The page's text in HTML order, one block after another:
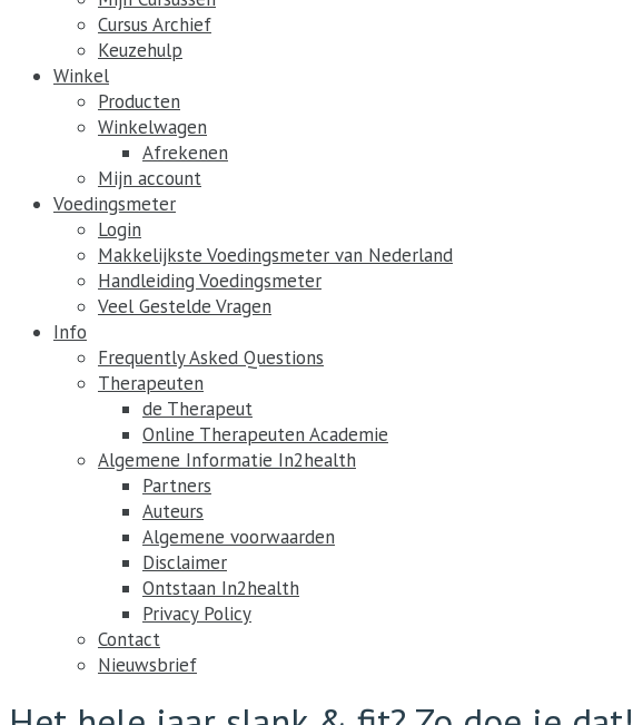
Cursus Archief
Keuzehulp
Winkel
Producten
Winkelwagen
Afrekenen
Mijn account
Voedingsmeter
Login
Makkelijkste Voedingsmeter van Nederland
Handleiding Voedingsmeter
Veel Gestelde Vragen
Info
Frequently Asked Questions
Therapeuten
de Therapeut
Online Therapeuten Academie
Algemene Informatie In2health
Partners
Auteurs
Algemene voorwaarden
Disclaimer
Ontstaan In2health
Privacy Policy
Contact
Nieuwsbrief